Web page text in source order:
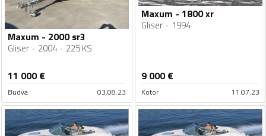
Maxum - 2000 sr3
Gliser 2004 225 KS
11 000€
Budva 03.08.23
Maxum - 1800 xr
Gliser 1994
9 000€
Kotor 11.07.23